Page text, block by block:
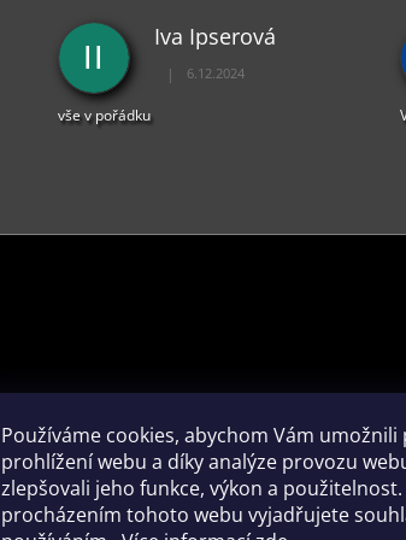
Používáme cookies, abychom Vám
prohlížení webu a díky analýze provozu
zlepšovali jeho funkce, výkon a
procházením tohoto webu vyjadřujete
I
II
Iva Ipserová
Hodnocení obchodu je 5 z 5
| 6.12.2024
vše v pořádku